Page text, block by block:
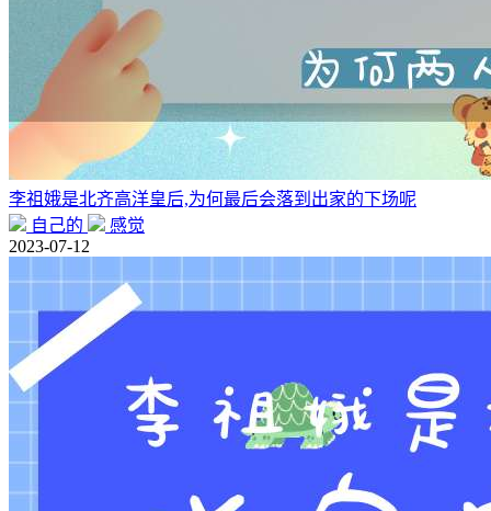
李祖娥是北齐高洋皇后,为何最后会落到出家的下场呢
自己的
感觉
2023-07-12